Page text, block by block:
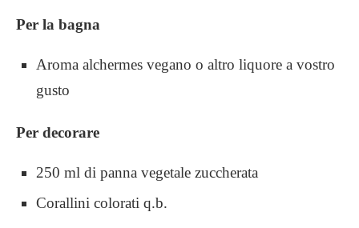
Per la bagna
Aroma alchermes vegano o altro liquore a vostro
gusto
Per decorare
250 ml di panna vegetale zuccherata
Corallini colorati q.b.